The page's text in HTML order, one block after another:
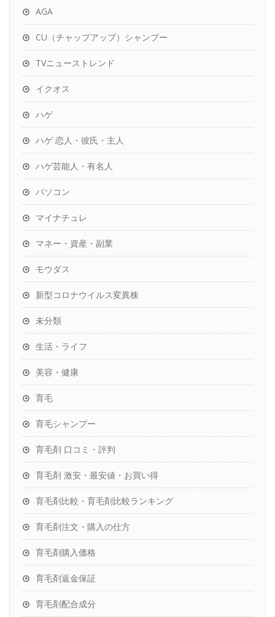
AGA
CU（チャップアップ）シャンプー
TVニューストレンド
イクオス
ハゲ
ハゲ 恋人・彼氏・主人
ハゲ芸能人・有名人
パソコン
マイナチュレ
マネー・資産・副業
モウダス
新型コロナウイルス変異株
未分類
生活・ライフ
美容・健康
育毛
育毛シャンプー
育毛剤 口コミ・評判
育毛剤 激安・最安値・お買い得
育毛剤比較・育毛剤比較ランキング
育毛剤注文・購入の仕方
育毛剤購入価格
育毛剤返金保証
育毛剤配合成分